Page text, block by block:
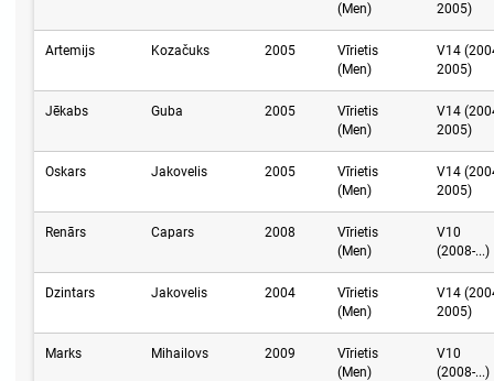
(Men)
2005)
Artemijs Kozačuks 2005
Vīrietis
(Men)
V14
2005)
Jēkabs Guba 2005
Vīrietis
(Men)
V14
2005)
Oskars Jakovelis 2005
Vīrietis
(Men)
V14
2005)
Renārs Capars 2008
Vīrietis
(Men)
V10
(2008-...)
Dzintars Jakovelis 2004
Vīrietis
(Men)
V14
2005)
Marks Mihailovs 2009
Vīrietis
(Men)
V10
(2008-...)